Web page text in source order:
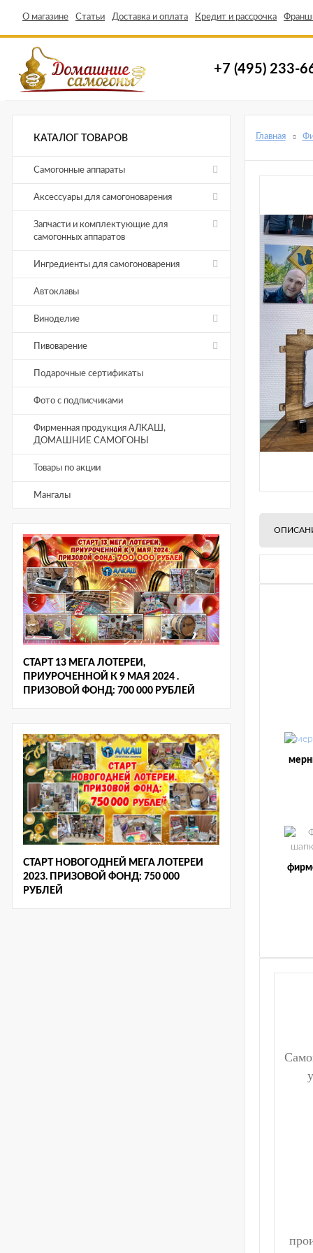
О магазине Статьи Доставка и оплата Кредит и рассрочка
+7 (495) 233-
КАТАЛОГ ТОВАРОВ
Самогонные аппараты
Аксессуары для самогоноварения
Запчасти и комплектующие для
самогонных аппаратов
Ингредиенты для самогоноварения
Автоклавы
Виноделие
Пивоварение
Подарочные сертификаты
Фото с подписчиками
Фирменная продукция АЛКАШ,
ДОМАШНИЕ САМОГОНЫ
Товары по акции
Мангалы
СТАРТ 13 МЕГА ЛОТЕРЕИ,
ПРИУРОЧЕННОЙ К 9 МАЯ 2024 .
ПРИЗОВОЙ ФОНД: 700 000 РУБЛЕЙ
СТАРТ НОВОГОДНЕЙ МЕГА ЛОТЕРЕИ
2023. ПРИЗОВОЙ ФОНД: 750 000
РУБЛЕЙ
Главная